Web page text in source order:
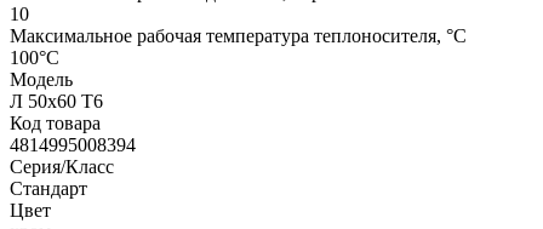
10
Максимальное рабочая температура теплоносителя, °С
100°С
Модель
Л 50х60 Т6
Код товара
4814995008394
Серия/Класс
Стандарт
Цвет